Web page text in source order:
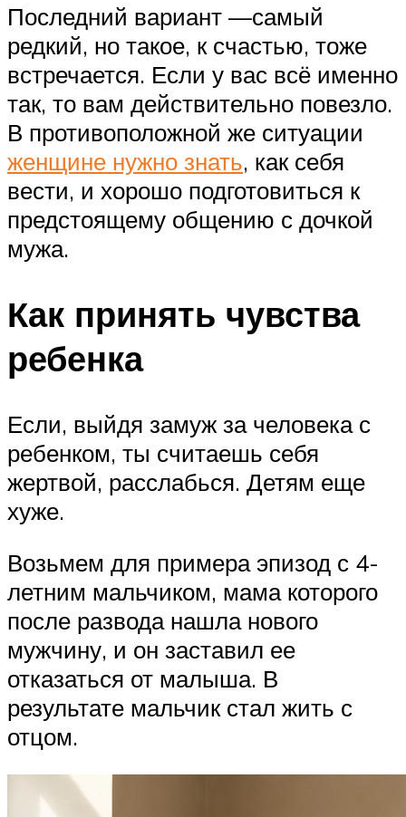
Последний вариант —самый
редкий, но такое, к счастью, тоже
встречается. Если у вас всё именно
так, то вам действительно повезло.
В противоположной же ситуации
женщине нужно знать, как себя
вести, и хорошо подготовиться к
предстоящему общению с дочкой
мужа.
Как принять чувства
ребенка
Если, выйдя замуж за человека с
ребенком, ты считаешь себя
жертвой, расслабься. Детям еще
хуже.
Возьмем для примера эпизод с 4-
летним мальчиком, мама которого
после развода нашла нового
мужчину, и он заставил ее
отказаться от малыша. В
результате мальчик стал жить с
отцом.